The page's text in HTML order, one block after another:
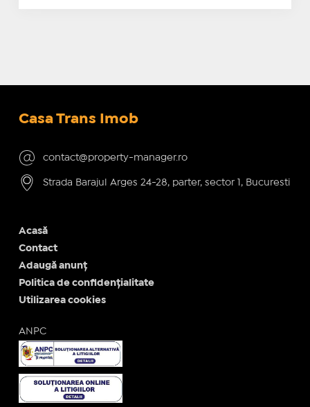
Casa Trans Imob
contact@property-manager.ro
Strada Barajul Arges 24-28, parter, sector 1, Bucuresti
Acasă
Contact
Adaugă anunț
Politica de confidențialitate
Utilizarea cookies
ANPC